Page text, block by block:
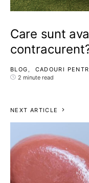
Care sunt
BLOG CADOURI
2 minute read
NEXT ARTICLE